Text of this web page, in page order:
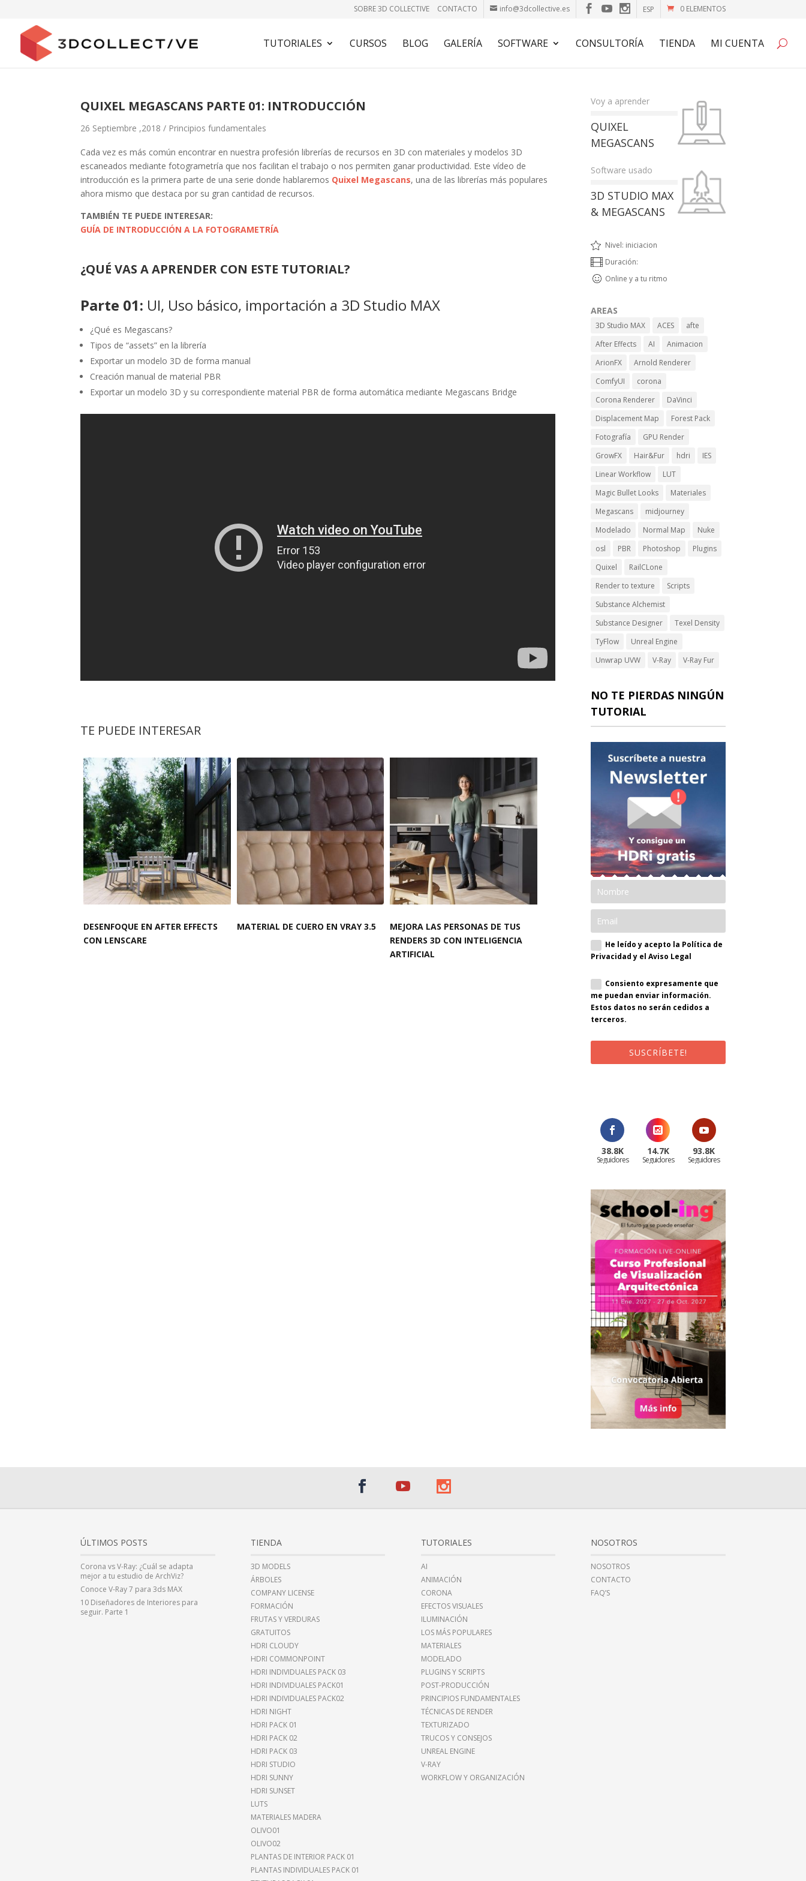
0 ELEMENTOS
ESP
info@3dcollective.es
SOBRE 3D COLLECTIVE CONTACTO
TUTORIALES CURSOS BLOG GALERÍA SOFTWARE CONSULTORÍA TIENDA MI CUENTA
QUIXEL MEGASCANS PARTE 01: INTRODUCCIÓN
26 Septiembre ,2018 / Principios fundamentales
Cada vez es más común encontrar en nuestra profesión librerías de recursos en 3D con materiales y modelos 3D
escaneados mediante fotogrametría que nos facilitan el trabajo o nos permiten ganar productividad. Este vídeo de
introducción es la primera parte de una serie donde hablaremos Quixel Megascans, una de las librerías más populares
ahora mismo que destaca por su gran cantidad de recursos.
TAMBIÉN TE PUEDE INTERESAR:
GUÍA DE INTRODUCCIÓN A LA FOTOGRAMETRÍA
¿QUÉ VAS A APRENDER CON ESTE TUTORIAL?
Parte 01: UI, Uso básico, importación a 3D Studio MAX
¿Qué es Megascans?
Tipos de “assets” en la librería
Exportar un modelo 3D de forma manual
Creación manual de material PBR
Exportar un modelo 3D y su correspondiente material PBR de forma automática mediante Megascans Bridge
TE PUEDE INTERESAR
DESENFOQUE EN AFTER EFFECTS
CON LENSCARE
MATERIAL DE CUERO EN VRAY 3.5
MEJORA LAS PERSONAS DE TUS
RENDERS 3D CON INTELIGENCIA
ARTIFICIAL
Voy a aprender
QUIXEL
MEGASCANS
Software usado
3D STUDIO MAX
& MEGASCANS
Nivel: iniciacion
Duración:
Online y a tu ritmo
AREAS
3D Studio MAX ACES
afte
After Effects
AI
Animacion
ArionFX
Arnold Renderer
ComfyUI
corona
Corona Renderer
DaVinci
Displacement Map
Forest Pack
Fotografía
GPU Render
GrowFX
Hair&Fur hdri
IES
Linear Workflow
LUT
Magic Bullet Looks
Materiales
Megascans
midjourney
Modelado
Normal Map
Nuke
osl
PBR Photoshop
Plugins
Quixel
RailCLone
Render to texture
Scripts
Substance Alchemist
Substance Designer
Texel Density
TyFlow
Unreal Engine
Unwrap UVW
V-Ray V-Ray Fur
NO TE PIERDAS NINGÚN
TUTORIAL
He leído y acepto la Política de
Privacidad y el Aviso Legal
Consiento expresamente que
me puedan enviar información.
Estos datos no serán cedidos a
terceros.
SUSCRÍBETE!
38.8K
Seguidores
14.7K
Seguidores
93.8K
Seguidores
ÚLTIMOS POSTS
Corona vs V-Ray: ¿Cuál se adapta
mejor a tu estudio de ArchViz?
Conoce V-Ray 7 para 3ds MAX
10 Diseñadores de Interiores para
seguir. Parte 1
TIENDA
3D MODELS
ÁRBOLES
COMPANY LICENSE
FORMACIÓN
FRUTAS Y VERDURAS
GRATUITOS
HDRI CLOUDY
HDRI COMMONPOINT
HDRI INDIVIDUALES PACK 03
HDRI INDIVIDUALES PACK01
HDRI INDIVIDUALES PACK02
HDRI NIGHT
HDRI PACK 01
HDRI PACK 02
HDRI PACK 03
HDRI STUDIO
HDRI SUNNY
HDRI SUNSET
LUTS
MATERIALES MADERA
OLIVO01
OLIVO02
PLANTAS DE INTERIOR PACK 01
PLANTAS INDIVIDUALES PACK 01
TUTORIALES
AI
ANIMACIÓN
CORONA
EFECTOS VISUALES
ILUMINACIÓN
LOS MÁS POPULARES
MATERIALES
MODELADO
PLUGINS Y SCRIPTS
POST-PRODUCCIÓN
PRINCIPIOS FUNDAMENTALES
TÉCNICAS DE RENDER
TEXTURIZADO
TRUCOS Y CONSEJOS
UNREAL ENGINE
V-RAY
WORKFLOW Y ORGANIZACIÓN
NOSOTROS
NOSOTROS
CONTACTO
FAQ’S